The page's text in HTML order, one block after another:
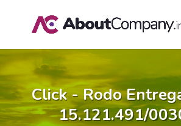
Click - Rodo
15.121.491/